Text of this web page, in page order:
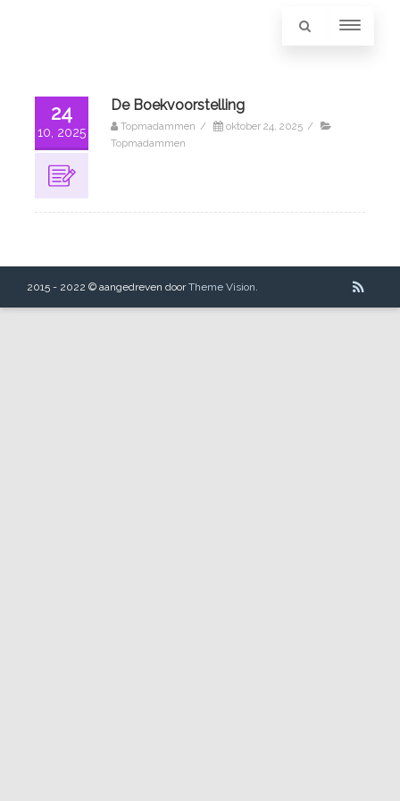
24
10, 2025
De Boekvoorstelling
Topmadammen / oktober 24, 2025 /
Topmadammen
2015 - 2022 © aangedreven doorTheme Vision.